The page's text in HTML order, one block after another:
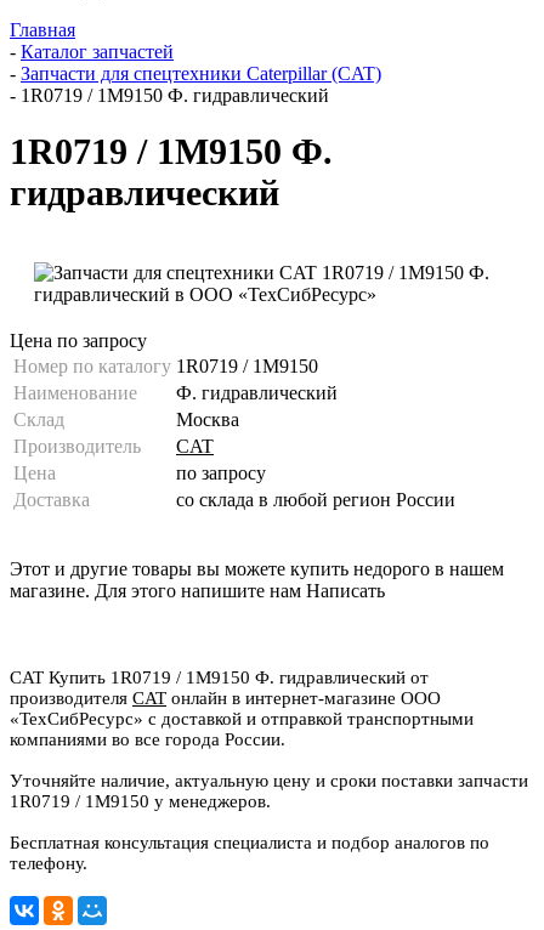
Главная
- Каталог запчастей
- Запчасти для спецтехники Caterpillar (CAT)
- 1R0719 / 1M9150 Ф. гидравлический
1R0719 / 1M9150 Ф.
гидравлический
Цена по запросу
Номер по каталогу 1R0719 / 1M9150
Наименование
Ф. гидравлический
Склад
Москва
Производитель
CAT
Цена
по запросу
Доставка
со склада в любой регион России
Этот и другие товары вы можете купить недорого в нашем
магазине. Для этого напишите нам Написать
CAT Купить 1R0719 / 1M9150 Ф. гидравлический от
производителя CAT онлайн в интернет-магазине ООО
«ТехСибРесурс» с доставкой и отправкой транспортными
компаниями во все города России.
Уточняйте наличие, актуальную цену и сроки поставки запчасти
1R0719 / 1M9150 у менеджеров.
Бесплатная консультация специалиста и подбор аналогов по
телефону.